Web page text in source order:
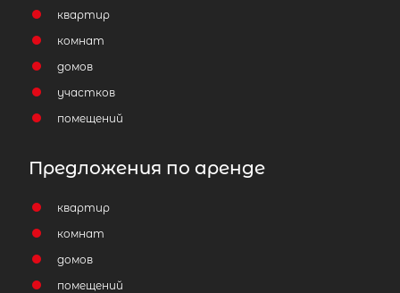
квартир
комнат
домов
участков
помещений
Предложения по аренде
квартир
комнат
домов
помещений